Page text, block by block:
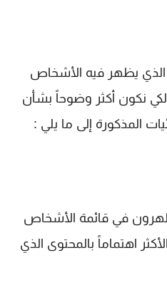
الذي يظهر فيه الأشخاص
نكون أكثر وضوحاً بشأن
المذكورة إلى ما يلي :
يظهرون في قائمة الأشخاص
اهتماماً بالمحتوى الذي